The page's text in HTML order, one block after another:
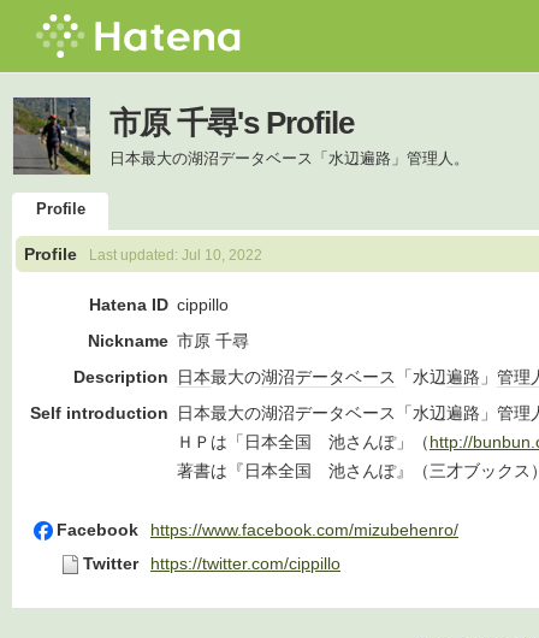
市原 千尋's Profile
日本最大の湖沼データベース「水辺遍路」管理人。
Profile
Profile Last updated: Jul 10, 2022
Hatena ID cippillo
Nickname 市原 千尋
Description
日本最大の湖沼データベース 「水辺遍路 」 管理
Self introduction
日本最大の湖沼データベース「水辺遍路」管理
ＨＰは「日本全国 池さんぽ」（http://
著書は『日本全国 池さんぽ』（三才ブックス
Facebook
https://www.facebook.com/mizubehenro/
Twitter
https://twitter.com/cippillo